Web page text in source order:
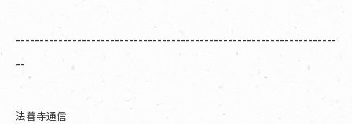
--------------------------------------------------------------------
--
法善寺通信